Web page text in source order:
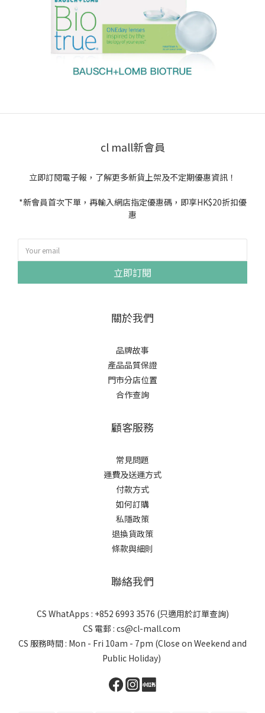
cl mall新會員
立即訂閱電子報，了解更多新貨上架及不定期優惠資訊！
*新會員首次下單，再輸入網店指定優惠碼，即享HK$20折扣優
惠
立即訂閱
關於我們
品牌故事
產品品質保證
門市分店位置
合作查詢
顧客服務
常見問題
運費及送運方式
付款方式
如何訂購
私隱政策
退換貨政策
條款與細則
聯絡我們
CS WhatApps : +852 6993 3576 (只適用於訂單查詢)
CS 電郵 : cs@cl-mall.com
CS 服務時間 : Mon - Fri 10am - 7pm (Close on Weekend and
Public Holiday)